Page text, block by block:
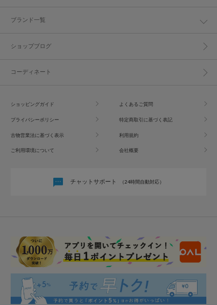
ブランド一覧
ショップブログ
コーディネート
ショッピングガイド よくあるご質問
プライバシーポリシー 特定商取引に基づく表記
古物営業法に基づく表示 利用規約
ご利用環境について 会社概要
チャットサポート （24時間自動対応）